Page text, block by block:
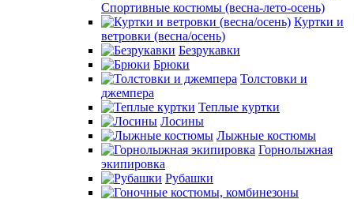
Спортивные костюмы (весна-лето-осень)
Куртки и
ветровки (весна/осень)
Безрукавки
Брюки
Толстовки и
джемпера
Теплые куртки
Лосины
Лыжные костюмы
Горнолыжная
экипировка
Рубашки